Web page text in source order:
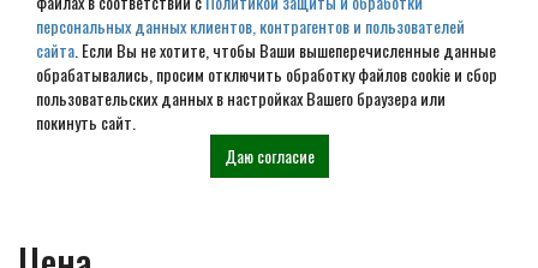
персональных данных клиентов, контрагентов и пользователей
сайта . Если Вы не хотите, чтобы Ваши вышеперечисленные данные
обрабатывались, просим отключить обработку файлов cookie и сбор
пользовательских данных в настройках Вашего браузера или
покинуть сайт.
Даю согласие
Проект дома из бруса 11х8
№ ЭД-44
Главная Проекты
Элитные дома из
Проект дома из бруса 11х8 №
ЭД-44